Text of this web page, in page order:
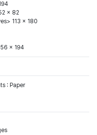
x 82
113 x 180
x 194
: Paper